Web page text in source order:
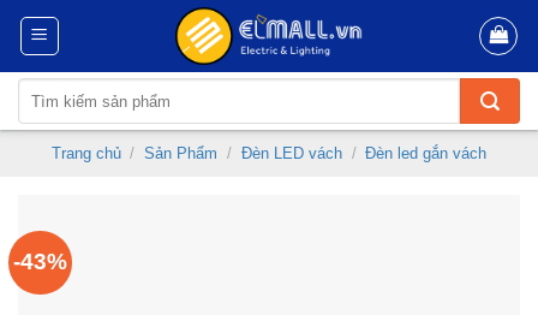
Skip
content
kiếm:
Trang chủ / Sản Phẩm / Đèn LED vách / Đèn led gắn vách
-43%